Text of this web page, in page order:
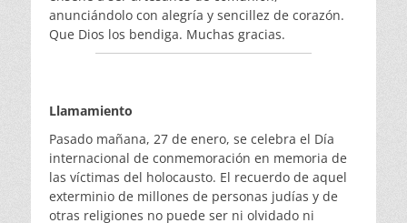
anunciándolo con alegría y sencillez de corazón.
Que Dios los bendiga. Muchas gracias.
Llamamiento
Pasado mañana, 27 de enero, se celebra el Día
internacional de conmemoración en memoria de
las víctimas del holocausto. El recuerdo de aquel
exterminio de millones de personas judías y de
otras religiones no puede ser ni olvidado ni